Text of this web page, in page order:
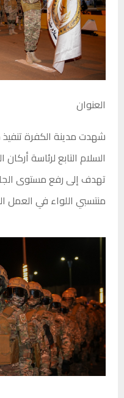
العنوان
شهدت مدينة الكفرة
السلام التابع لرئاسة
تهدف إلى رفع مستوى
منتسبي اللواء في العمل